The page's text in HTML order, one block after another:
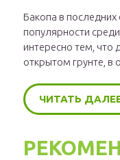
Бакопа в последних
популярности
интересно тем, что
открытом грунте, в
ЧИТАТЬ